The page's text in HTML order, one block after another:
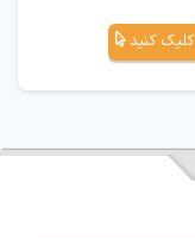
کلیک کنید